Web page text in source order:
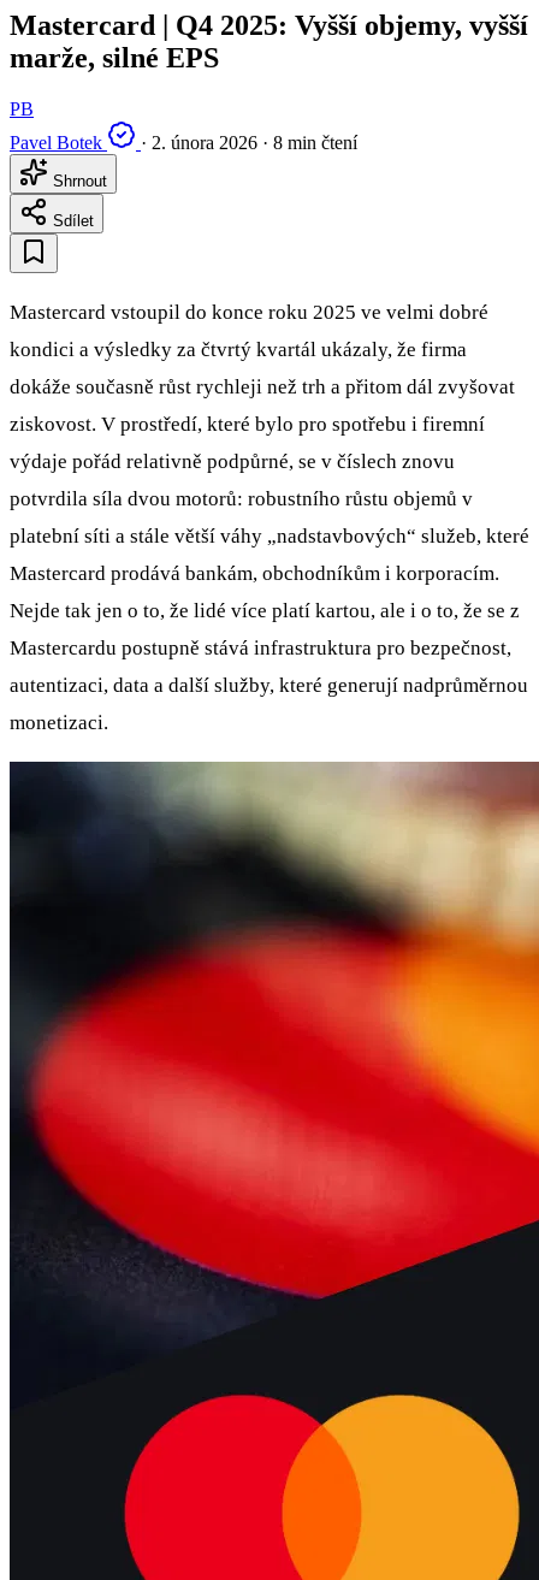
Mastercard | Q4 2025: Vyšší objemy, vyšší
marže, silné EPS
PB
Pavel Botek
· 2. února 2026 · 8 min čtení
Shrnout
Sdílet
Mastercard vstoupil do konce roku 2025 ve velmi dobré
kondici a výsledky za čtvrtý kvartál ukázaly, že firma
dokáže současně růst rychleji než trh a přitom dál zvyšovat
ziskovost. V prostředí, které bylo pro spotřebu i firemní
výdaje pořád relativně podpůrné, se v číslech znovu
potvrdila síla dvou motorů: robustního růstu objemů v
platební síti a stále větší váhy „nadstavbových“ služeb, které
Mastercard prodává bankám, obchodníkům i korporacím.
Nejde tak jen o to, že lidé více platí kartou, ale i o to, že se z
Mastercardu postupně stává infrastruktura pro bezpečnost,
autentizaci, data a další služby, které generují nadprůměrnou
monetizaci.